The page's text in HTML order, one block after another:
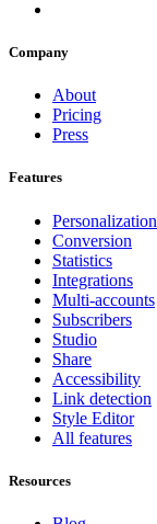
Company
About
Pricing
Press
Features
Personalization
Conversion
Statistics
Integrations
Multi-accounts
Subscribers
Studio
Share
Accessibility
Link detection
Style Editor
All features
Resources